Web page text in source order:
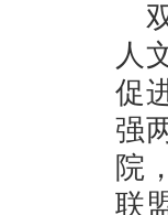
人
促
强
院
联